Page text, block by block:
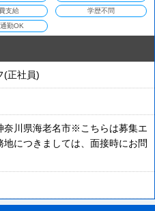
支給 学歴不問
勤OK
(正社員)
川県海老名市※こちらは募集エ
地につきましては、面接時にお問